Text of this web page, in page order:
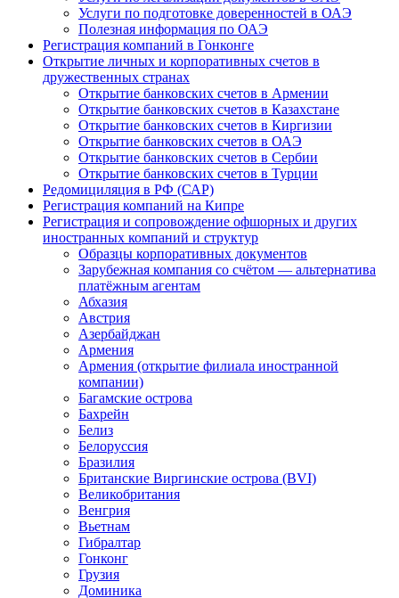
Услуги по подготовке доверенностей в ОАЭ
Полезная информация по ОАЭ
Регистрация компаний в Гонконге
Открытие личных и корпоративных счетов в
дружественных странах
Открытие банковских счетов в Армении
Открытие банковских счетов в Казахстане
Открытие банковских счетов в Киргизии
Открытие банковских счетов в ОАЭ
Открытие банковских счетов в Сербии
Открытие банковских счетов в Турции
Редомициляция в РФ (САР)
Регистрация компаний на Кипре
Регистрация и сопровождение офшорных и других
иностранных компаний и структур
Образцы корпоративных документов
Зарубежная компания со счётом — альтернатива
платёжным агентам
Абхазия
Австрия
Азербайджан
Армения
Армения (открытие филиала иностранной
компании)
Багамские острова
Бахрейн
Белиз
Белоруссия
Бразилия
Британские Виргинские острова (BVI)
Великобритания
Венгрия
Вьетнам
Гибралтар
Гонконг
Грузия
Доминика